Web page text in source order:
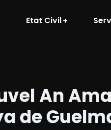
Etat Civil
An
de